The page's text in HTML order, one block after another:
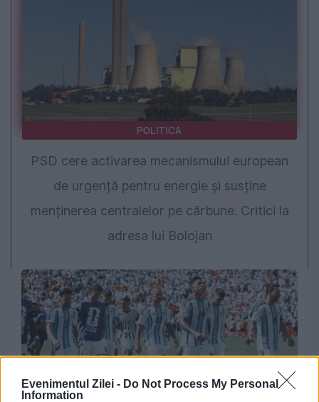
Evenimentul Zilei - Do Not Process My Personal
Information
POLITICA
PSD cere activarea mecanismului european
de urgență pentru energie și susține
menținerea centralelor pe cărbune. Critici la
adresa lui Bolojan